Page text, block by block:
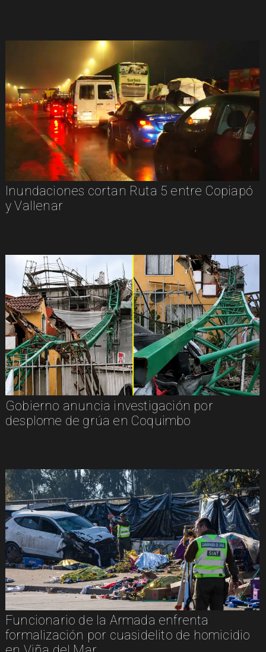
Inundaciones cortan Ruta 5 entre Copiapó
y Vallenar
Gobierno anuncia investigación por
desplome de grúa en Coquimbo
Funcionario de la Armada enfrenta
formalización por cuasidelito de homicidio